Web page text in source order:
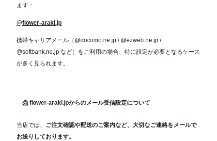
ます：
@flower-araki.jp
携帯キャリアメール（@docomo.ne.jp / @ezweb.ne.jp /
@softbank.ne.jp など）をご利用の場合、特に設定が必要となるケース
が多く見られます。
📩 flower-araki.jpからのメール受信設定について
当店では、 ご注文確認や配送のご案内など、大切なご連絡をメールで
お送りしております。